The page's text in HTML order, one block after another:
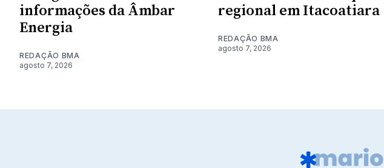
informações da Âmbar
Energia
REDAÇÃO BMA
agosto 7, 2026
regional em Itacoatiara
REDAÇÃO BMA
agosto 7, 2026